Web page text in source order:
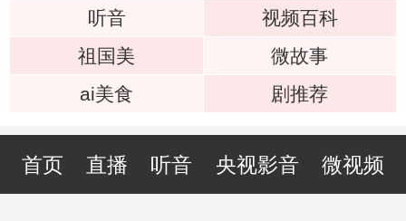
听音
视频百科
祖国美
微故事
ai美食
剧推荐
首页 直播 听音 央视影音 微视频